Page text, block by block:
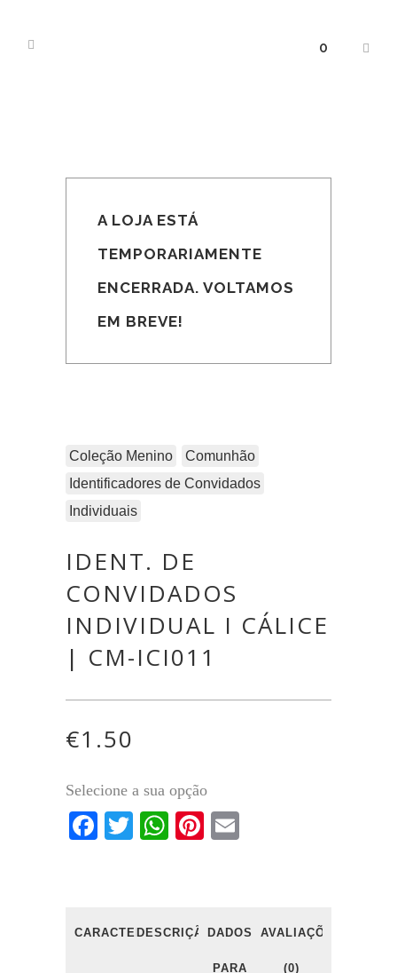
0
A LOJA ESTÁ
TEMPORARIAMENTE
ENCERRADA. VOLTAMOS
EM BREVE!
Coleção Menino
Comunhão
Identificadores de Convidados
Individuais
IDENT. DE
CONVIDADOS
INDIVIDUAL I CÁLICE
| CM-ICI011
€1.50
Selecione a sua opção
Facebook
TwitterWhatsApp
Pinterest
CARACTERÍSTICAS
DESCRIÇÃODADOS
PARA
AVALIAÇÕES
(0)